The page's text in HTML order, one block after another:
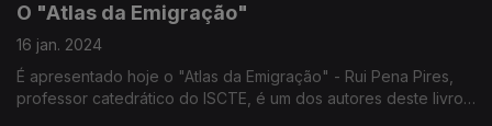
O "Atlas da Emigração"
16 jan. 2024
É apresentado hoje o "Atlas da Emigração" - Rui Pena Pires,
professor catedrático do ISCTE, é um dos autores deste livro